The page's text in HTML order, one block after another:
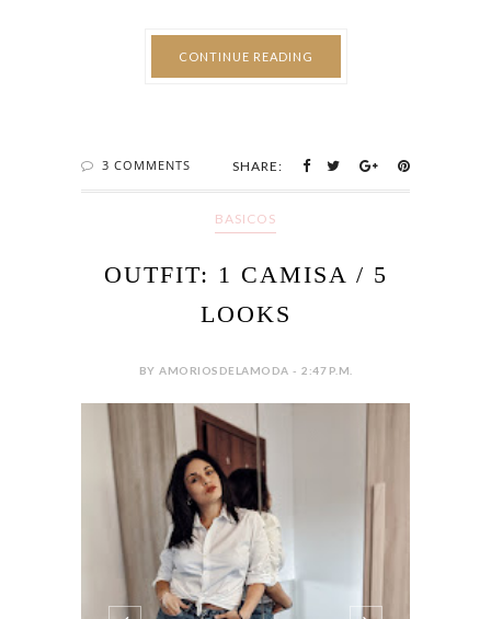
CONTINUE READING
3 COMMENTS SHARE:
BASICOS
OUTFIT: 1 CAMISA / 5
LOOKS
BY AMORIOSDELAMODA - 2:47 P.M.